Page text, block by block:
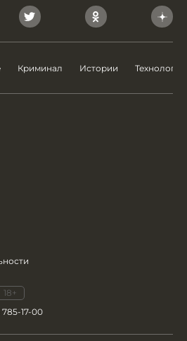
Криминал Истории Технологии
18+
785-17-00